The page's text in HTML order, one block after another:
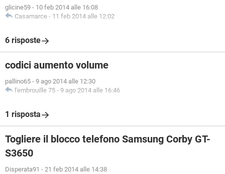
glicine59 - 10 feb 2014 alle 16:08
Casamarce - 11 feb 2014 alle 12:02
6 risposte
codici aumento volume
pallino65 - 9 ago 2014 alle 12:30
l'embrouille 75 - 9 ago 2014 alle 16:46
1 risposta
Togliere il blocco telefono Samsung Corby GT-
S3650
Disperata91 - 21 feb 2014 alle 14:38